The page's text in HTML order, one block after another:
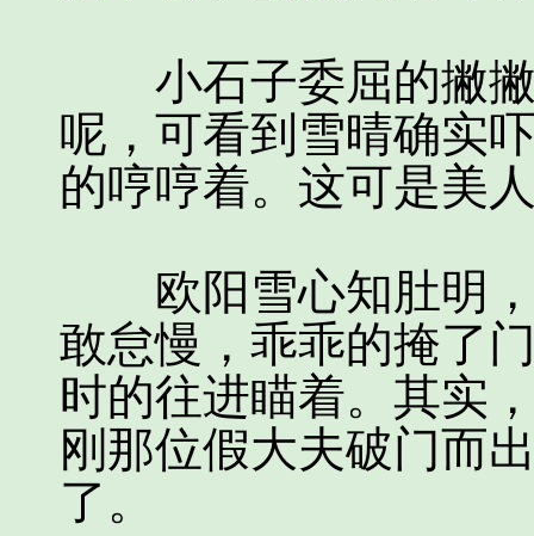
小石子委屈的撇撇
呢，可看到雪晴确实
的哼哼着。这可是美
欧阳雪心知肚明，
敢怠慢，乖乖的掩了
时的往进瞄着。其实
刚那位假大夫破门而
了。